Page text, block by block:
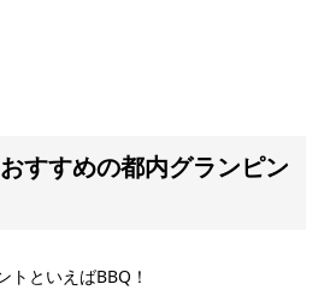
すすめの都内グランピン
トといえばBBQ！